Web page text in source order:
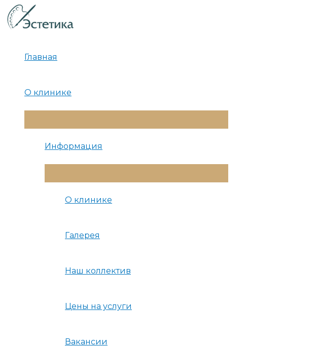
Перейти
к
содержимому
Главная
О клинике
Меню
Информация
Меню
О клинике
Галерея
Наш коллектив
Цены на услуги
Вакансии